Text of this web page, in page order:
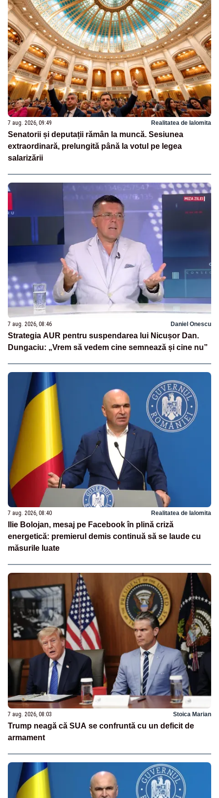
7 aug. 2026, 09:49 Realitatea de Ialomita
Senatorii și deputații rămân la muncă. Sesiunea
extraordinară, prelungită până la votul pe legea
salarizării
7 aug. 2026, 08:46 Daniel Onescu
Strategia AUR pentru suspendarea lui Nicușor Dan.
Dungaciu: „Vrem să vedem cine semnează și cine nu”
7 aug. 2026, 08:40 Realitatea de Ialomita
Ilie Bolojan, mesaj pe Facebook în plină criză
energetică: premierul demis continuă să se laude cu
măsurile luate
7 aug. 2026, 08:03 Stoica Marian
Trump neagă că SUA se confruntă cu un deficit de
armament